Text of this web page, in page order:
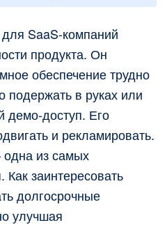
SaaS-компаний
продукта. Он
обеспечение трудно
подержать в руках или
демо-доступ. Его
и рекламировать.
из самых
заинтересовать
долгосрочные
улучшая